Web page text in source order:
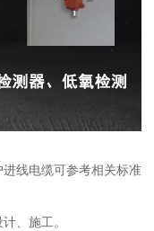
线电缆可参考相关标准
、施工。